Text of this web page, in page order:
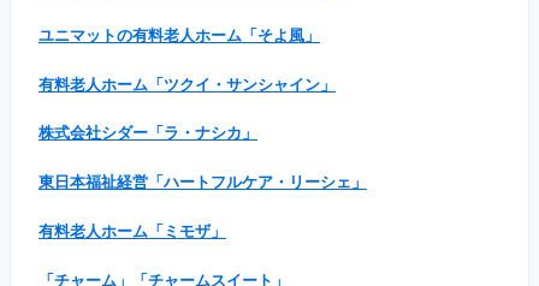
ユニマットの有料老人ホーム「そよ風」
有料老人ホーム「ツクイ・サンシャイン」
株式会社シダー「ラ・ナシカ」
東日本福祉経営「ハートフルケア・リーシェ」
有料老人ホーム「ミモザ」
「チャーム」「チャームスイート」